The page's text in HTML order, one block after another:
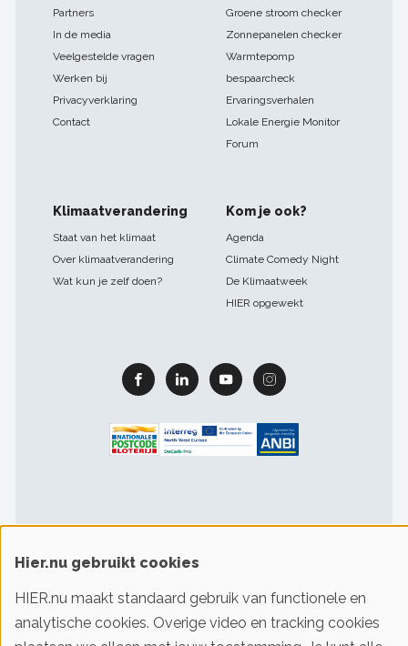
Partners
In de media
Veelgestelde vragen
Werken bij
Privacyverklaring
Contact
Groene stroom checker
Zonnepanelen checker
Warmtepomp
bespaarcheck
Ervaringsverhalen
Lokale Energie Monitor
Forum
Klimaatverandering
Staat van het klimaat
Over klimaatverandering
Wat kun je zelf doen?
Kom je ook?
Agenda
Climate Comedy Night
De Klimaatweek
HIER opgewekt
Facebook Linkedin Youtube Instagram
Footer
Gebruiksvoorwaarden & privacy
© 2016-2026 Klimaatstichting HIER
Hier.nu gebruikt cookies
HIER.nu maakt standaard gebruik van functionele en
analytische cookies. Overige video en tracking cookies